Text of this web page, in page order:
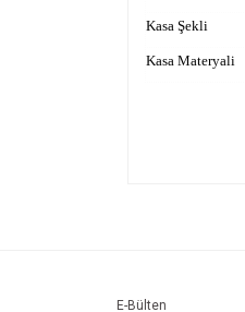
Kasa Şekli
Kasa Materyali
E-Bülten